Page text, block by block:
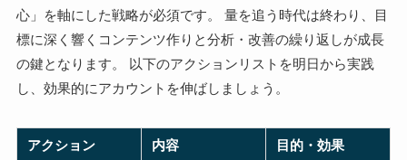
心」を軸にした戦略が必須です。 量を追う時代は終わり、目
標に深く響くコンテンツ作りと分析・改善の繰り返しが成長
の鍵となります。 以下のアクションリストを明日から実践
し、効果的にアカウントを伸ばしましょう。
アクション 内容 目的・効果